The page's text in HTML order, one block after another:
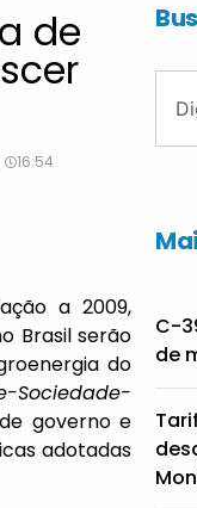
de
16:54
a 2009,
Brasil serão
do
Sociedade-
governo e
adotadas
C-
de